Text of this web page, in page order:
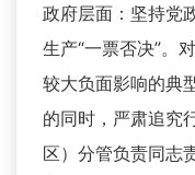
政府层面：坚持党
生产“一票否决”。
较大负面影响的典
的同时，严肃追究
区）分管负责同志